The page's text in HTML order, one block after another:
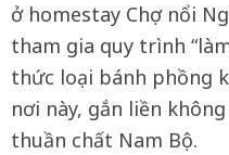
ở homestay Chợ nổi
tham gia quy trình
thức loại bánh phồng
nơi này, gắn liền
thuần chất Nam Bộ.